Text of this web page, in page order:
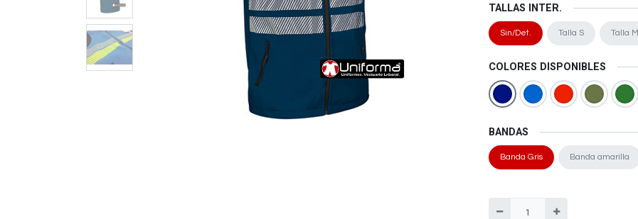
TALLAS INTER.
Sin/Det. Talla S Talla M
COLORES DISPONIBLES
BANDAS
Banda Gris Banda amarilla